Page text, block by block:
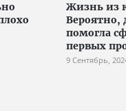
Жизнь из
Вероятно,
помогла
первых
9 Сентябрь,